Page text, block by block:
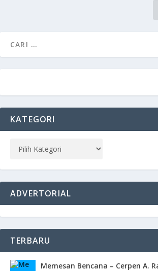
KATEGORI
ADVERTORIAL
TERBARU
Memesan Bencana – Cerpen A.